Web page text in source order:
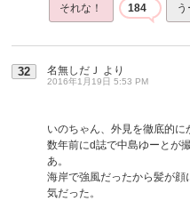
それな！ 184
32 名無しだＪ より
2016年1月19日 5:53 PM
いのちゃん、外見を徹底的に
数年前にd誌で中島ゆーとが
あ。
海岸で強風だったから髪が
気だった。